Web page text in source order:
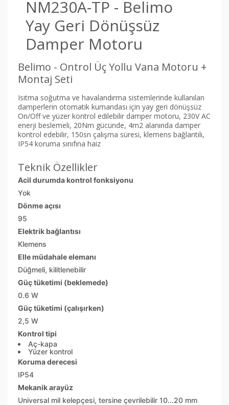
NM230A-TP - Belimo
Yay Geri Dönüşsüz
Damper Motoru
Belimo - Ontrol Üç Yollu Vana Motoru +
Montaj Seti
Isıtma soğutma ve havalandırma sistemlerinde kullanılan
damperlerin otomatik kumandası için yay geri dönüşsüz
On/Off ve yüzer kontrol edilebilir damper motoru, 230V AC
enerji beslemeli, 20Nm gücünde, 4m2 alanında damper
kontrol edebilir, 150sn çalışma süresi, klemens bağlantılı,
IP54 koruma sınıfına haiz
Teknik Özellikler
Acil durumda kontrol fonksiyonu
Yok
Dönme açısı
95
Elektrik bağlantısı
Klemens
Elle müdahale elemanı
Düğmeli, kilitlenebilir
Güç tüketimi (beklemede)
0.6 W
Güç tüketimi (çalışırken)
2,5 W
Kontrol tipi
Aç-kapa
Yüzer kontrol
Koruma derecesi
IP54
Mekanik arayüz
Universal mil kelepçesi, tersine çevrilebilir 10...20 mm